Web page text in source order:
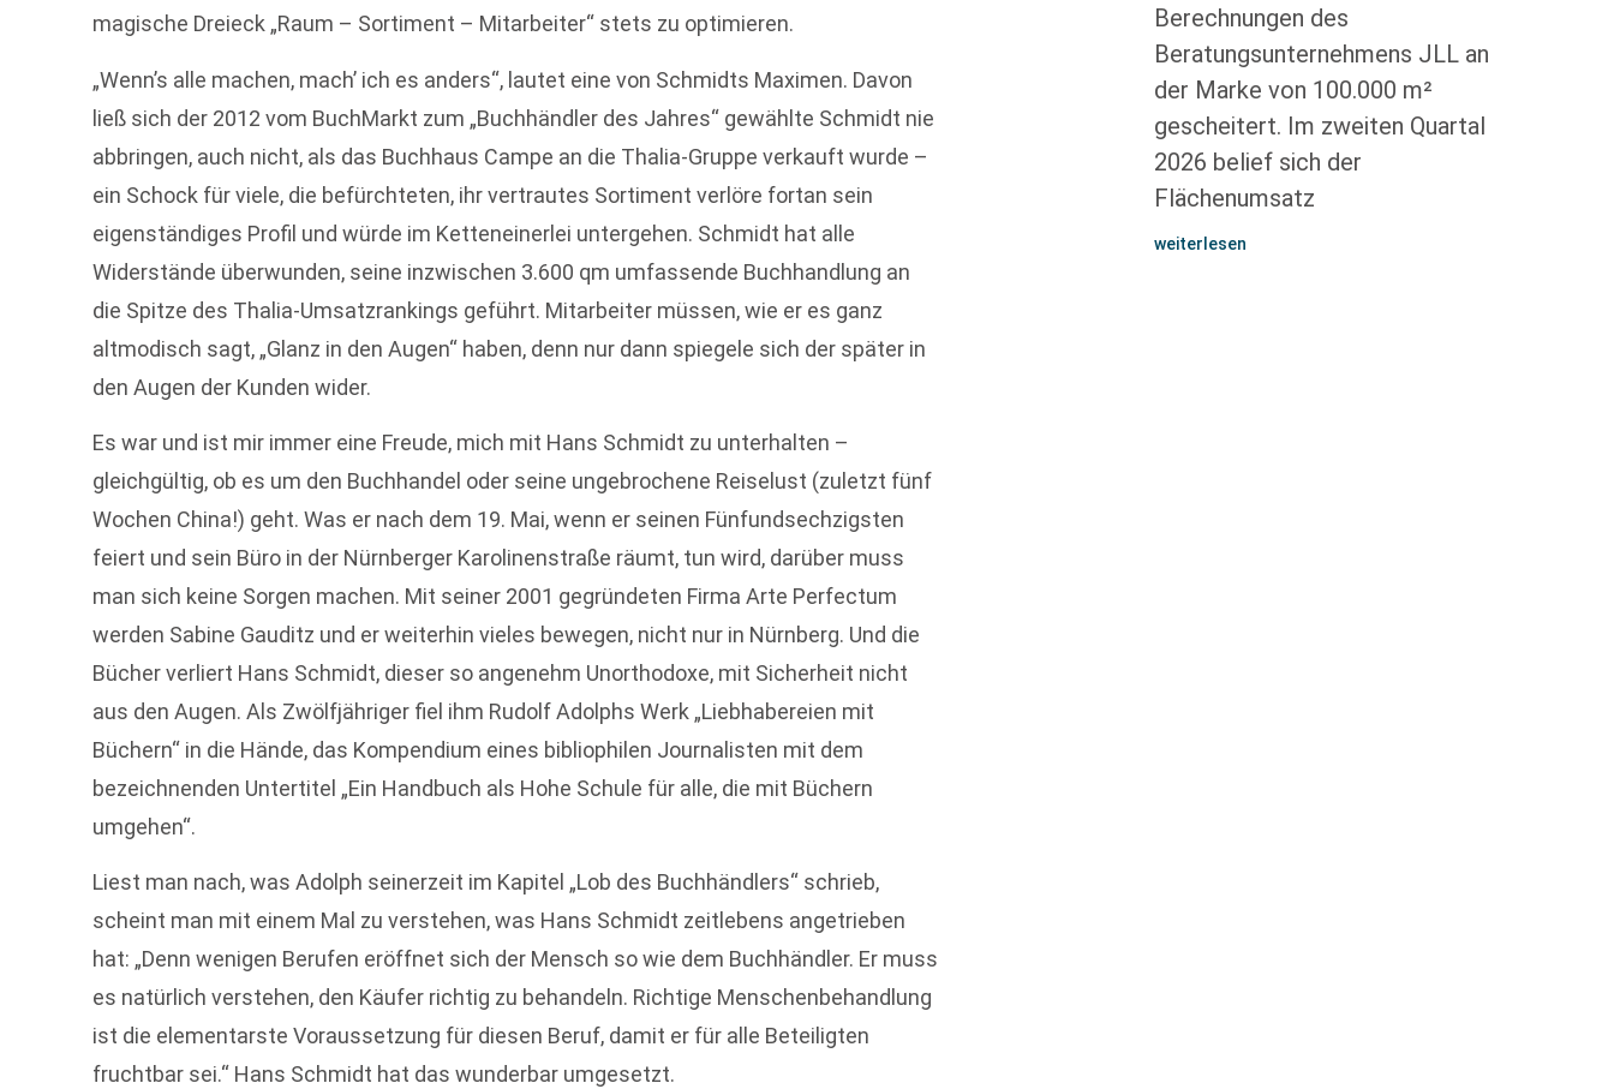
magische Dreieck „Raum – Sortiment – Mitarbeiter“ stets zu optimieren.
„Wenn’s alle machen, mach’ ich es anders“, lautet eine von Schmidts Maximen. Davon
ließ sich der 2012 vom BuchMarkt zum „Buchhändler des Jahres“ gewählte Schmidt nie
abbringen, auch nicht, als das Buchhaus Campe an die Thalia-Gruppe verkauft wurde –
ein Schock für viele, die befürchteten, ihr vertrautes Sortiment verlöre fortan sein
eigenständiges Profil und würde im Ketteneinerlei untergehen. Schmidt hat alle
Widerstände überwunden, seine inzwischen 3.600 qm umfassende Buchhandlung an
die Spitze des Thalia-Umsatzrankings geführt. Mitarbeiter müssen, wie er es ganz
altmodisch sagt, „Glanz in den Augen“ haben, denn nur dann spiegele sich der später in
den Augen der Kunden wider.
Es war und ist mir immer eine Freude, mich mit Hans Schmidt zu unterhalten –
gleichgültig, ob es um den Buchhandel oder seine ungebrochene Reiselust (zuletzt fünf
Wochen China!) geht. Was er nach dem 19. Mai, wenn er seinen Fünfundsechzigsten
feiert und sein Büro in der Nürnberger Karolinenstraße räumt, tun wird, darüber muss
man sich keine Sorgen machen. Mit seiner 2001 gegründeten Firma Arte Perfectum
werden Sabine Gauditz und er weiterhin vieles bewegen, nicht nur in Nürnberg. Und die
Bücher verliert Hans Schmidt, dieser so angenehm Unorthodoxe, mit Sicherheit nicht
aus den Augen. Als Zwölfjähriger fiel ihm Rudolf Adolphs Werk „Liebhabereien mit
Büchern“ in die Hände, das Kompendium eines bibliophilen Journalisten mit dem
bezeichnenden Untertitel „Ein Handbuch als Hohe Schule für alle, die mit Büchern
umgehen“.
Liest man nach, was Adolph seinerzeit im Kapitel „Lob des Buchhändlers“ schrieb,
scheint man mit einem Mal zu verstehen, was Hans Schmidt zeitlebens angetrieben
hat: „Denn wenigen Berufen eröffnet sich der Mensch so wie dem Buchhändler. Er muss
es natürlich verstehen, den Käufer richtig zu behandeln. Richtige Menschenbehandlung
ist die elementarste Voraussetzung für diesen Beruf, damit er für alle Beteiligten
fruchtbar sei.“ Hans Schmidt hat das wunderbar umgesetzt.
Berechnungen des
Beratungsunternehmens JLL an
der Marke von 100.000 m²
gescheitert. Im zweiten Quartal
2026 belief sich der
Flächenumsatz
weiterlesen